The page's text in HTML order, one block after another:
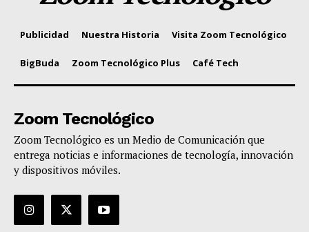
Publicidad Nuestra Historia Visita Zoom Tecnológico
BigBuda Zoom Tecnológico Plus Café Tech
Zoom Tecnológico
Zoom Tecnológico es un Medio de Comunicación que
entrega noticias e informaciones de tecnología, innovación
y dispositivos móviles.